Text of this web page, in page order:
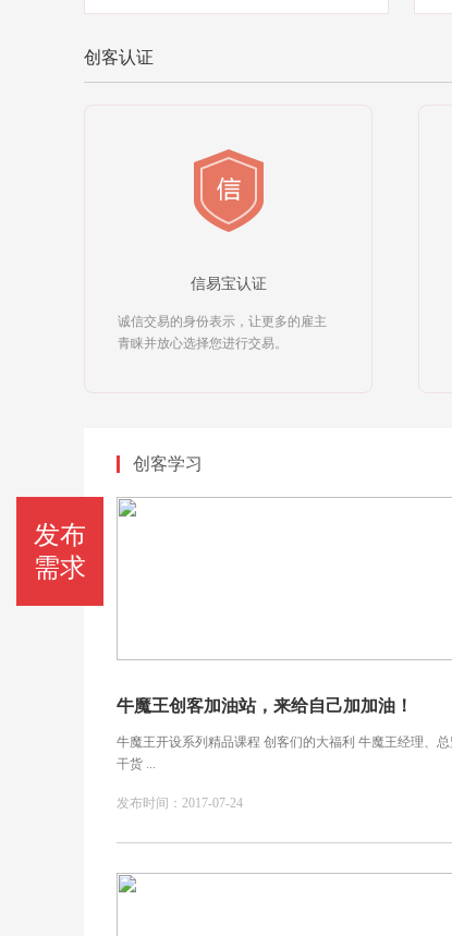
创客认证
信易宝认证
诚信交易的身份表示，让更多的雇主
青睐并放心选择您进行交易。
创客学习
牛魔王创客加油站，来给自己加加油！
牛魔王开设系列精品课程 创客们的大福利 牛魔王经理、
干货 ...
发布时间：2017-07-24
发布
需求